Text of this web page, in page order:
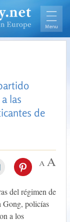
las
de
del régimen de
Gong, policías
a los